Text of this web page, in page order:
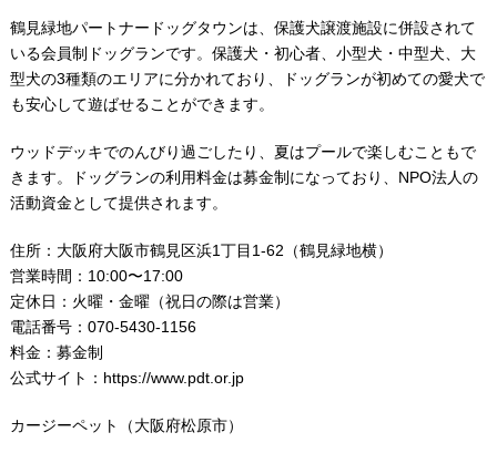
鶴見緑地パートナードッグタウンは、保護犬譲渡施設に併設されて
いる会員制ドッグランです。保護犬・初心者、小型犬・中型犬、大
型犬の3種類のエリアに分かれており、ドッグランが初めての愛犬で
も安心して遊ばせることができます。
ウッドデッキでのんびり過ごしたり、夏はプールで楽しむこともで
きます。ドッグランの利用料金は募金制になっており、NPO法人の
活動資金として提供されます。
住所：大阪府大阪市鶴見区浜1丁目1-62（鶴見緑地横）
営業時間：10:00〜17:00
定休日：火曜・金曜（祝日の際は営業）
電話番号：070-5430-1156
料金：募金制
公式サイト： https://www.pdt.or.jp
カージーペット（大阪府松原市）